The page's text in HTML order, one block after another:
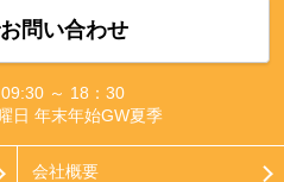
問い合わせ
09:30 ～ 18：30
日 年末年始GW夏季
会社概要